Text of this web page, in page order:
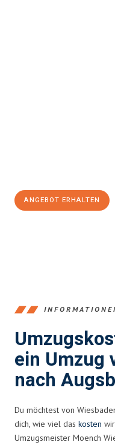
ANGEBOT ERHALTEN
ein Umzug
nach
Du möchtest von
dich, wie viel das kosten
Umzugsmeister Moench